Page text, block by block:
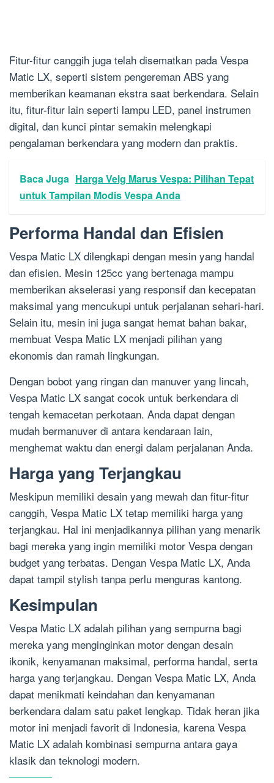
Fitur-fitur canggih juga telah disematkan pada Vespa
Matic LX, seperti sistem pengereman ABS yang
memberikan keamanan ekstra saat berkendara. Selain
itu, fitur-fitur lain seperti lampu LED, panel instrumen
digital, dan kunci pintar semakin melengkapi
pengalaman berkendara yang modern dan praktis.
Baca Juga Harga Velg Marus Vespa: Pilihan Tepat
untuk Tampilan Modis Vespa Anda
Performa Handal dan Efisien
Vespa Matic LX dilengkapi dengan mesin yang handal
dan efisien. Mesin 125cc yang bertenaga mampu
memberikan akselerasi yang responsif dan kecepatan
maksimal yang mencukupi untuk perjalanan sehari-hari.
Selain itu, mesin ini juga sangat hemat bahan bakar,
membuat Vespa Matic LX menjadi pilihan yang
ekonomis dan ramah lingkungan.
Dengan bobot yang ringan dan manuver yang lincah,
Vespa Matic LX sangat cocok untuk berkendara di
tengah kemacetan perkotaan. Anda dapat dengan
mudah bermanuver di antara kendaraan lain,
menghemat waktu dan energi dalam perjalanan Anda.
Harga yang Terjangkau
Meskipun memiliki desain yang mewah dan fitur-fitur
canggih, Vespa Matic LX tetap memiliki harga yang
terjangkau. Hal ini menjadikannya pilihan yang menarik
bagi mereka yang ingin memiliki motor Vespa dengan
budget yang terbatas. Dengan Vespa Matic LX, Anda
dapat tampil stylish tanpa perlu menguras kantong.
Kesimpulan
Vespa Matic LX adalah pilihan yang sempurna bagi
mereka yang menginginkan motor dengan desain
ikonik, kenyamanan maksimal, performa handal, serta
harga yang terjangkau. Dengan Vespa Matic LX, Anda
dapat menikmati keindahan dan kenyamanan
berkendara dalam satu paket lengkap. Tidak heran jika
motor ini menjadi favorit di Indonesia, karena Vespa
Matic LX adalah kombinasi sempurna antara gaya
klasik dan teknologi modern.